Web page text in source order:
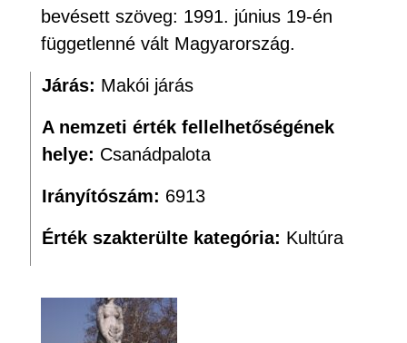
bevésett szöveg: 1991. június 19-én
függetlenné vált Magyarország.
Járás: Makói járás
A nemzeti érték fellelhetőségének
helye: Csanádpalota
Irányítószám: 6913
Érték szakterülte kategória: Kultúra